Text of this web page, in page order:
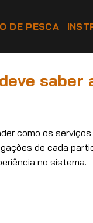
DE PESCA
como os
de cada
no sistema.